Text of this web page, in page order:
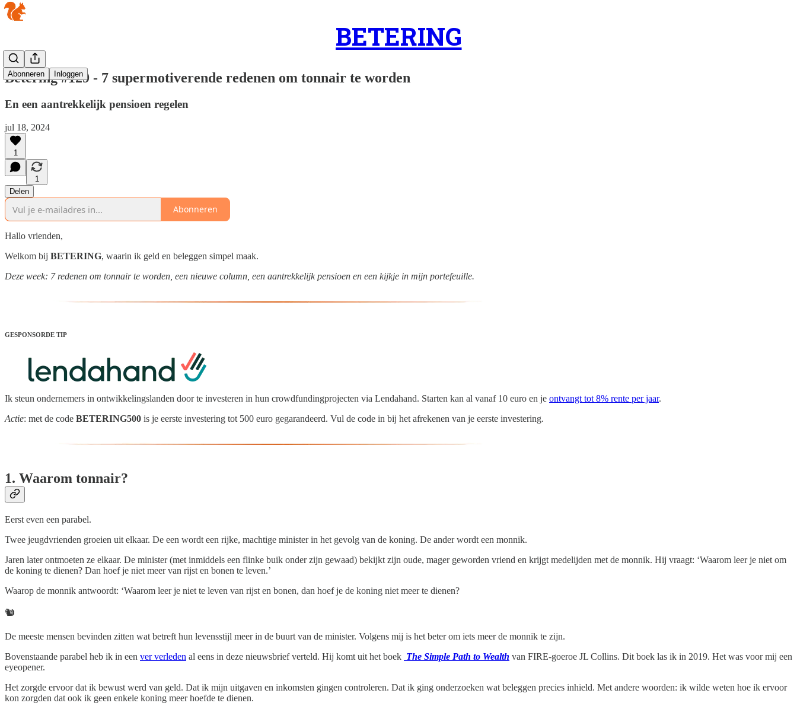
BETERING
Abonneren Inloggen
Betering #129 - 7 supermotiverende redenen om tonnair te worden
En een aantrekkelijk pensioen regelen
jul 18, 2024
1
1
Delen
Abonneren
Hallo vrienden,
Welkom bij BETERING, waarin ik geld en beleggen simpel maak.
Deze week: 7 redenen om tonnair te worden, een nieuwe column, een aantrekkelijk pensioen en een kijkje in mijn portefeuille.
GESPONSORDE TIP
Ik steun ondernemers in ontwikkelingslanden door te investeren in hun crowdfundingprojecten via Lendahand. Starten kan al vanaf 10 euro en je ontvangt tot 8% rente per jaar.
Actie: met de code BETERING500 is je eerste investering tot 500 euro gegarandeerd. Vul de code in bij het afrekenen van je eerste investering.
1. Waarom tonnair?
Eerst even een parabel.
Twee jeugdvrienden groeien uit elkaar. De een wordt een rijke, machtige minister in het gevolg van de koning. De ander wordt een monnik.
Jaren later ontmoeten ze elkaar. De minister (met inmiddels een flinke buik onder zijn gewaad) bekijkt zijn oude, mager geworden vriend en krijgt medelijden met de monnik. Hij vraagt: ‘Waarom leer je niet om
de koning te dienen? Dan hoef je niet meer van rijst en bonen te leven.’
Waarop de monnik antwoordt: ‘Waarom leer je niet te leven van rijst en bonen, dan hoef je de koning niet meer te dienen?
🐿️
De meeste mensen bevinden zitten wat betreft hun levensstijl meer in de buurt van de minister. Volgens mij is het beter om iets meer de monnik te zijn.
Bovenstaande parabel heb ik in een ver verleden al eens in deze nieuwsbrief verteld. Hij komt uit het boek The Simple Path to Wealth van FIRE-goeroe JL Collins. Dit boek las ik in 2019. Het was voor mij een
eyeopener.
Het zorgde ervoor dat ik bewust werd van geld. Dat ik mijn uitgaven en inkomsten gingen controleren. Dat ik ging onderzoeken wat beleggen precies inhield. Met andere woorden: ik wilde weten hoe ik ervoor
kon zorgden dat ook ik geen enkele koning meer hoefde te dienen.